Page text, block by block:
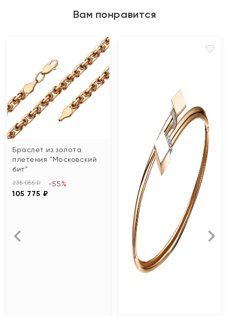
Вам понравится
Браслет из золота
плетения "Московский
бит"
235 055 ₽
105 775 ₽
-55%